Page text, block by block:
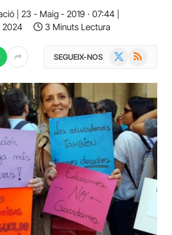
23 - Maig - 2019 · 07:44
2024 3 Minuts Lectura
SEGUEIX-NOS RSS